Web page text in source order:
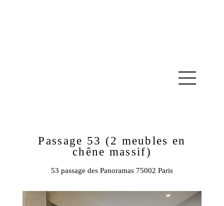
Passage 53 (2 meubles en
chêne massif)
53 passage des Panoramas 75002 Paris